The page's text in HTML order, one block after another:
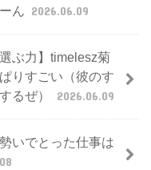
ん 2026.06.09
ぶ力】timelesz菊
りすごい（彼のす
るぜ）
2026.06.09
いでとった仕事は